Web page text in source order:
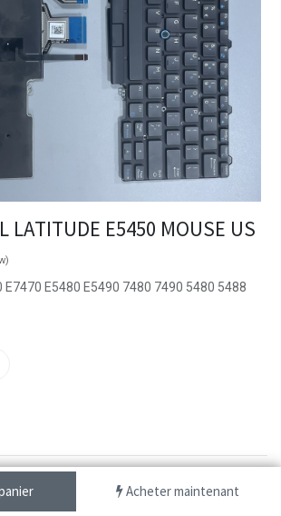
Acheter maintenant
LATITUDE E5450 MOUSE US
E7470 E5480 E5490 7480 7490 5480 5488
شحن سريع